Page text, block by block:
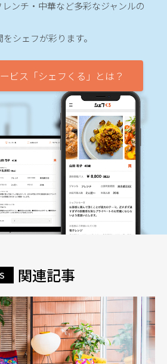
ンチ・中華など多彩なジャンルの
シェフが彩ります。
ビス「シェフくる」とは？
関連記事